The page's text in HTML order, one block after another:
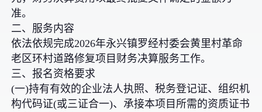
准。
二、服务内容
依法依规完成2026年永兴镇罗经村委会黄里村革命
老区环村道路修复项目财务决算服务工作。
三、报名资格要求
(一)持有有效的企业法人执照、税务登记证、组织机
构代码证(或三证合一)、承接本项目所需的资质证书